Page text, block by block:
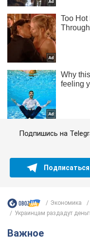
Подпишись на
Подписаться
Экономика
Украинцам раздадут
Важное